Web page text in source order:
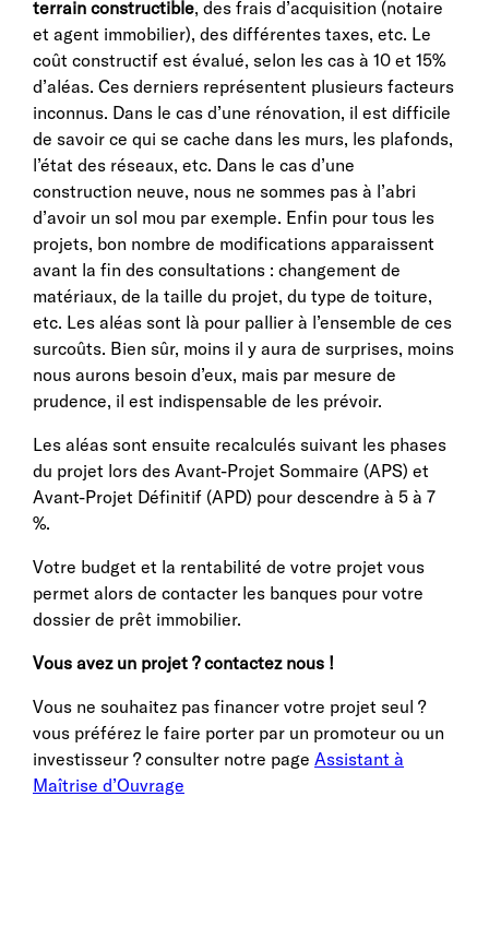
terrain constructible, des frais d’acquisition (notaire
et agent immobilier), des différentes taxes, etc. Le
coût constructif est évalué, selon les cas à 10 et 15%
d’aléas. Ces derniers représentent plusieurs facteurs
inconnus. Dans le cas d’une rénovation, il est difficile
de savoir ce qui se cache dans les murs, les plafonds,
l’état des réseaux, etc. Dans le cas d’une
construction neuve, nous ne sommes pas à l’abri
d’avoir un sol mou par exemple. Enfin pour tous les
projets, bon nombre de modifications apparaissent
avant la fin des consultations : changement de
matériaux, de la taille du projet, du type de toiture,
etc. Les aléas sont là pour pallier à l’ensemble de ces
surcoûts. Bien sûr, moins il y aura de surprises, moins
nous aurons besoin d’eux, mais par mesure de
prudence, il est indispensable de les prévoir.
Les aléas sont ensuite recalculés suivant les phases
du projet lors des Avant-Projet Sommaire (APS) et
Avant-Projet Définitif (APD) pour descendre à 5 à 7
%.
Votre budget et la rentabilité de votre projet vous
permet alors de contacter les banques pour votre
dossier de prêt immobilier.
Vous avez un projet ? contactez nous !
Vous ne souhaitez pas financer votre projet seul ?
vous préférez le faire porter par un promoteur ou un
investisseur ? consulter notre page Assistant à
Maîtrise d’Ouvrage